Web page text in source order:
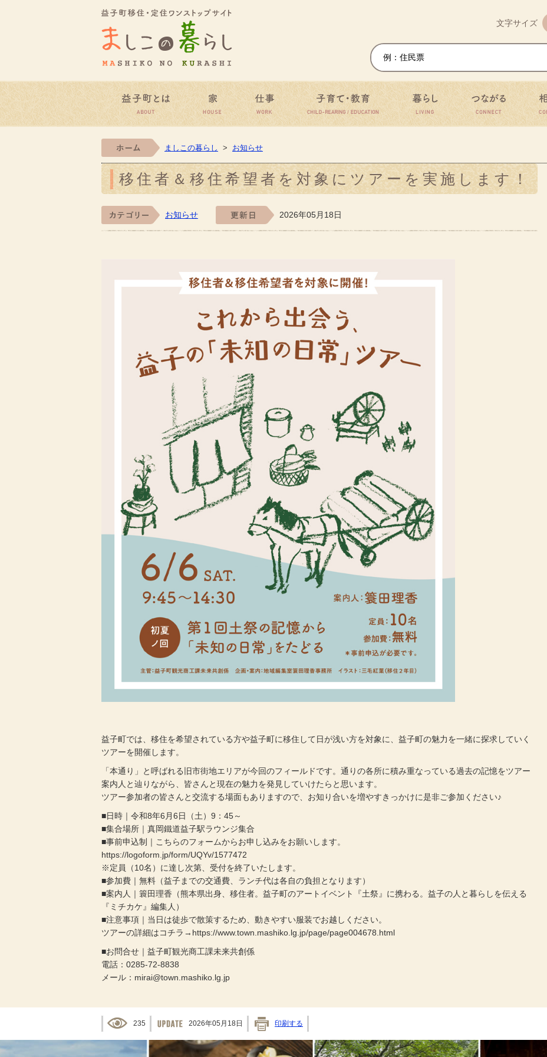
文字サイズ
益子町とは 家 仕事 子育て・教育 暮らし つながる
ホーム
ましこの暮らし > お知らせ
移住者＆移住希望者を対象にツアーを実施します！
お知らせ 2026年05月18日
益子町では、移住を希望されている方や益子町に移住して日が浅い方を対象に、益子町の魅力を一緒に探求していく
ツアーを開催します。
「本通り」と呼ばれる旧市街地エリアが今回のフィールドです。通りの各所に積み重なっている過去の記憶をツアー
案内人と辿りながら、皆さんと現在の魅力を発見していけたらと思います。
ツアー参加者の皆さんと交流する場面もありますので、お知り合いを増やすきっかけに是非ご参加ください♪
■日時｜令和8年6月6日（土）9：45～
■集合場所｜真岡鐵道益子駅ラウンジ集合
■事前申込制｜こちらのフォームからお申し込みをお願いします。
https://logoform.jp/form/UQYv/1577472
※定員（10名）に達し次第、受付を終了いたします。
■参加費｜無料（益子までの交通費、ランチ代は各自の負担となります）
■案内人｜簑田理香（熊本県出身、移住者。益子町のアートイベント『土祭』に携わる。益子の人と暮らしを伝える
『ミチカケ』編集人）
■注意事項｜当日は徒歩で散策するため、動きやすい服装でお越しください。
ツアーの詳細はコチラ→https://www.town.mashiko.lg.jp/page/page004678.html
■お問合せ｜益子町観光商工課未来共創係
電話：0285-72-8838
メール：mirai@town.mashiko.lg.jp
235 2026年05月18日 印刷する